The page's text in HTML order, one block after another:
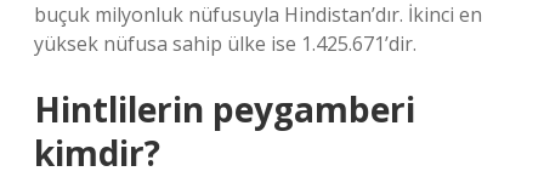
buçuk milyonluk nüfusuyla Hindistan’dır. İkinci en
yüksek nüfusa sahip ülke ise 1.425.671’dir.
Hintlilerin peygamberi
kimdir?